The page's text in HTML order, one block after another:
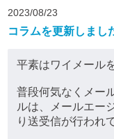
2023/08/23
コラムを更新しまし
平素はワイメール
普段何気なくメー
ルは、メールエー
り送受信が行われ